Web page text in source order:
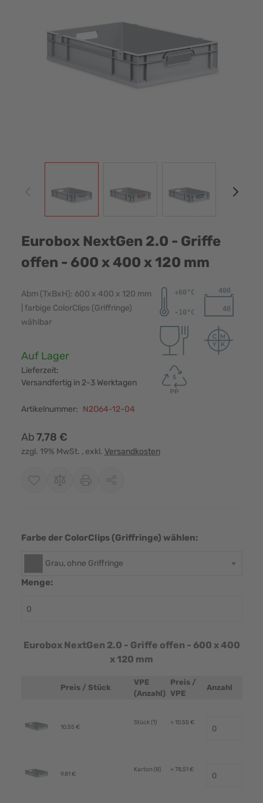
Eurobox NextGen 2.0 - Griffe
offen - 600 x 400 x 120 mm
Abm (TxBxH): 600 x 400 x 120 mm
| farbige ColorClips (Griffringe)
wählbar
Verfügbarkeit:
Auf Lager
Lieferzeit:
Versandfertig in 2-3 Werktagen
Artikelnummer: N2O64-12-04
Ab7,78 €
zzgl. 19% MwSt. , exkl. Versandkosten
Farbe der ColorClips (Griffringe) wählen:
Grau, ohne Griffringe
Menge:
Eurobox NextGen 2.0 - Griffe offen - 600 x 400
x 120 mm
Produktbild
Preis / Stück
VPE
(Anzahl)
Preis /
VPE
Anzahl
10,55 €
Stück (1) + 10,55 €
9,81 €
Karton (8) + 78,51 €